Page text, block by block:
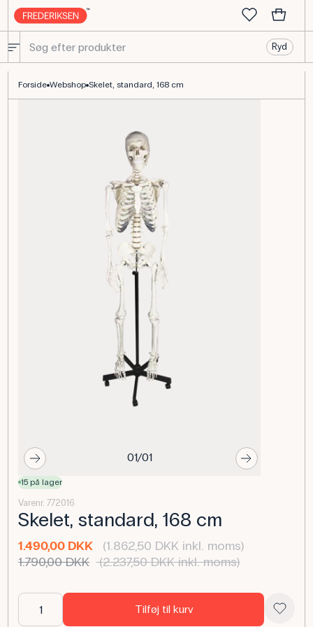
Ryd
Forside Webshop Skelet, standard, 168 cm
01/01
15 på lager
Varenr. 772016
Skelet, standard, 168 cm
1.490,00 DKK
(1.862,50 DKK inkl. moms)
1.790,00 DKK (2.237,50 DKK inkl. moms)
Tilføj til kurv